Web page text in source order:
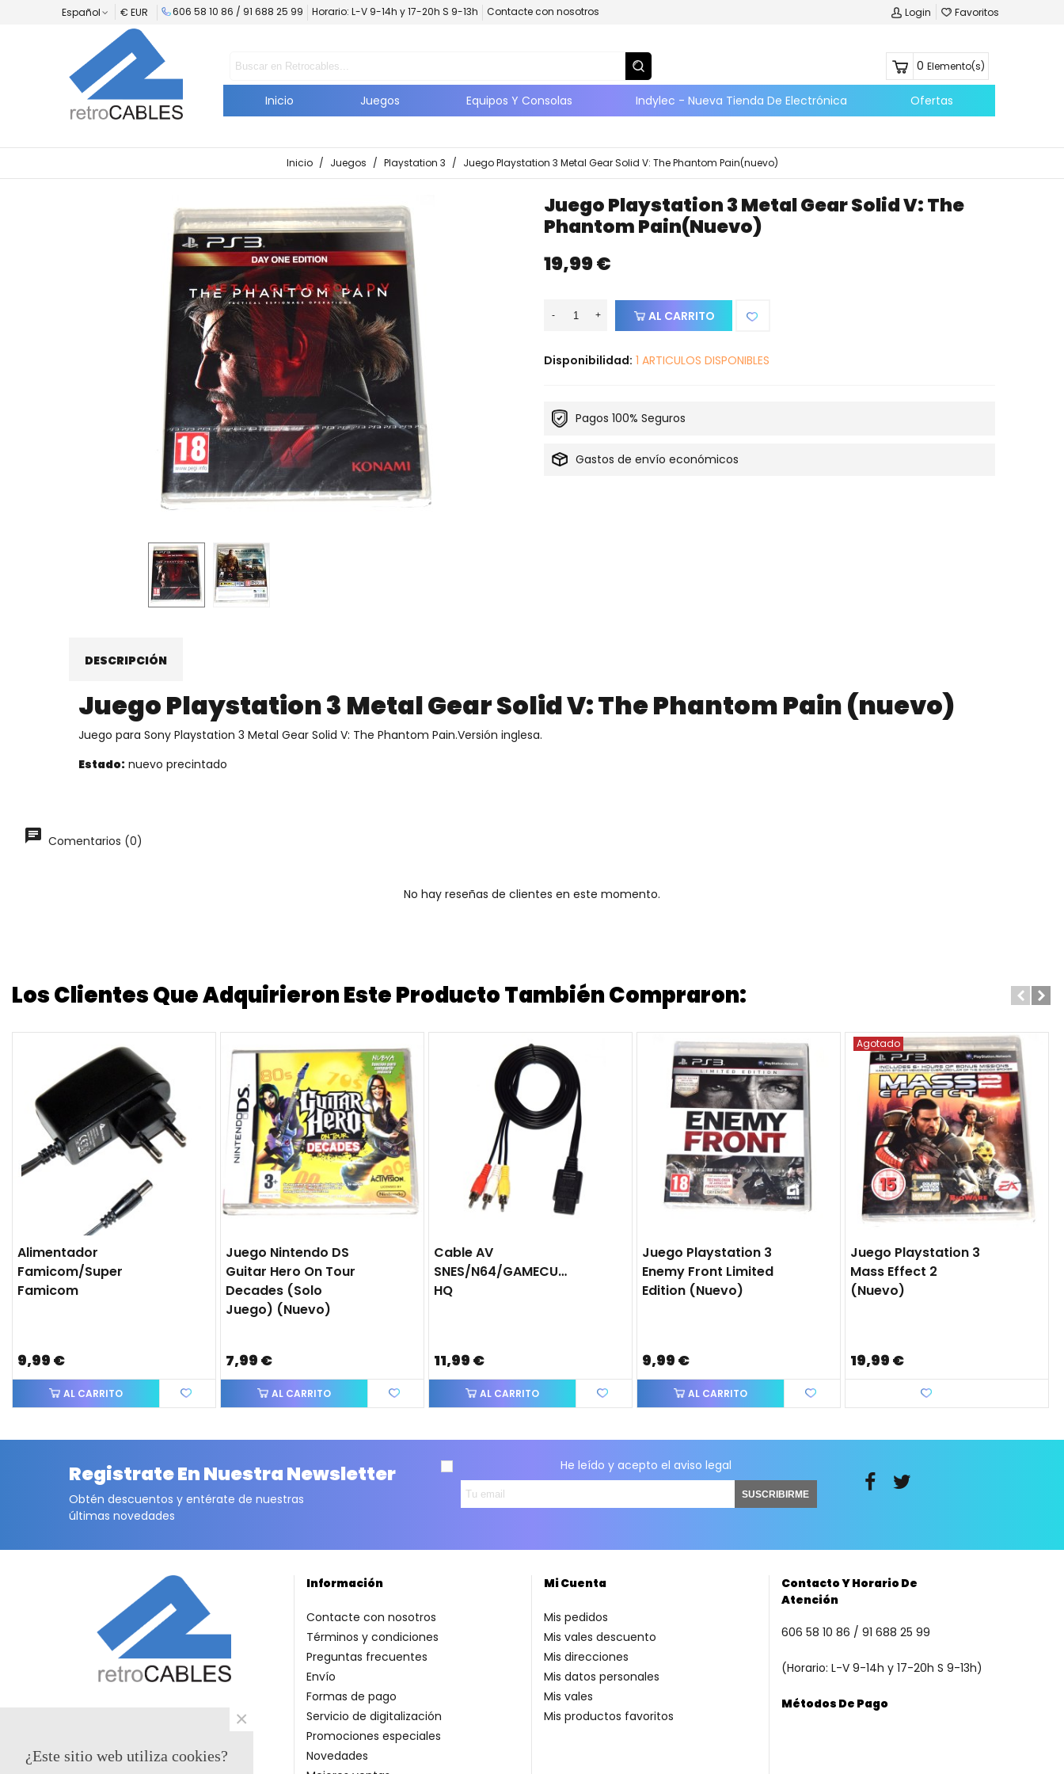
Español € EUR 606 58 10 86 / 91 688 25 99 Horario: L-V 9-14h y 17-20h S 9-13h Contacte con nosotros Login Favoritos
0 Elemento(s)
Inicio Juegos Equipos Y Consolas Indylec - Nueva Tienda De Electrónica Ofertas
Inicio / Juegos / Playstation 3 / Juego Playstation 3 Metal Gear Solid V: The Phantom Pain(nuevo)
Juego Playstation 3 Metal Gear Solid V: The
Phantom Pain(nuevo)
19,99 €
- + AL CARRITO
Disponibilidad: 1 ARTICULOS DISPONIBLES
Pagos 100% Seguros
Gastos de envío económicos
DESCRIPCIÓN
Juego Playstation 3 Metal Gear Solid V: The Phantom Pain (nuevo)
Juego para Sony Playstation 3 Metal Gear Solid V: The Phantom Pain.Versión inglesa.
Estado: nuevo precintado
Comentarios (0)
No hay reseñas de clientes en este momento.
Los Clientes Que Adquirieron Este Producto También Compraron:
Alimentador
Famicom/Super
Famicom
9,99 €
AL CARRITO
Juego Nintendo DS
Guitar Hero On Tour
Decades (solo
Juego) (nuevo)
7,99 €
AL CARRITO
Cable AV
SNES/N64/GAMECUBE
HQ
11,99 €
AL CARRITO
Juego Playstation 3
Enemy Front Limited
Edition (nuevo)
9,99 €
AL CARRITO
Agotado
Juego Playstation 3
Mass Effect 2
(nuevo)
19,99 €
Registrate En Nuestra Newsletter
Obtén descuentos y entérate de nuestras
últimas novedades
He leído y acepto elaviso legal
SUSCRIBIRME
Contacto Y Horario De
Atención
606 58 10 86 / 91 688 25 99
(Horario: L-V 9-14h y 17-20h S 9-13h)
Métodos De Pago
Información
Contacte con nosotros
Términos y condiciones
Preguntas frecuentes
Envío
Formas de pago
Servicio de digitalización
Promociones especiales
Novedades
Mi Cuenta
Mis pedidos
Mis vales descuento
Mis direcciones
Mis datos personales
Mis vales
Mis productos favoritos
¿Este sitio web utiliza cookies?
×